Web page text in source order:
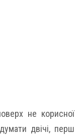
не корисної
двічі, перш